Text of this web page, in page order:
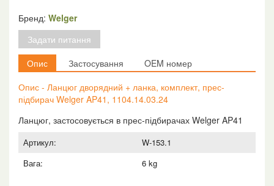
ланка,
комплект,
прес-
підбирач
Welger
1104.14.03.24
кількість
Бренд: Welger
Задати питання
Опис
Застосування
OEM номер
Опис - Ланцюг дворядний + ланка, комплект, прес-
підбирач Welger AP41, 1104.14.03.24
Ланцюг, застосовується в прес-підбирачах Welger AP41
Артикул:
W-153.1
Вага:
6 kg